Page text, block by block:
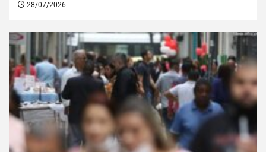
28/07/2026